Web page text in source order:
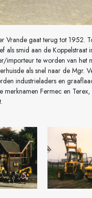
Vrande gaat terug tot 1952.
als smid aan de Koppelstraat
importeur te worden van het
als snel naar de Mgr.
industrieladers en
merknamen Fermec en